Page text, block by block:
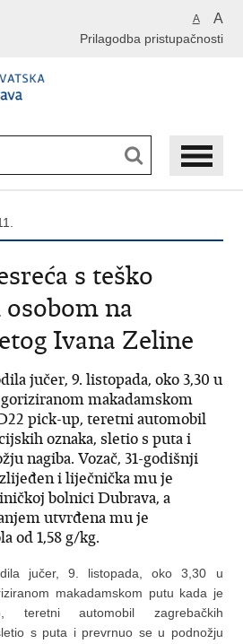
A A
Prilagodba pristupačnosti
s teško
na
Ivana Zeline
jučer, 9. listopada, oko 3,30 u
makadamskom
pick-up, teretni automobil
oznaka, sletio s puta i
nagiba. Vozač, 31-godišnji
i liječnička mu je
bolnici Dubrava, a
utvrđena mu je
od 1,58 g/kg.
jučer, 9. listopada, oko 3,30 u
makadamskom putu kada je
teretni automobil zagrebačkih
s puta i prevrnuo se u podnožju